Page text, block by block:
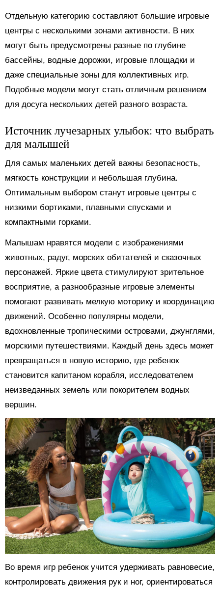
Отдельную категорию составляют большие игровые
центры с несколькими зонами активности. В них
могут быть предусмотрены разные по глубине
бассейны, водные дорожки, игровые площадки и
даже специальные зоны для коллективных игр.
Подобные модели могут стать отличным решением
для досуга нескольких детей разного возраста.
Источник лучезарных улыбок: что выбрать
для малышей
Для самых маленьких детей важны безопасность,
мягкость конструкции и небольшая глубина.
Оптимальным выбором станут игровые центры с
низкими бортиками, плавными спусками и
компактными горками.
Малышам нравятся модели с изображениями
животных, радуг, морских обитателей и сказочных
персонажей. Яркие цвета стимулируют зрительное
восприятие, а разнообразные игровые элементы
помогают развивать мелкую моторику и координацию
движений. Особенно популярны модели,
вдохновленные тропическими островами, джунглями,
морскими путешествиями. Каждый день здесь может
превращаться в новую историю, где ребенок
становится капитаном корабля, исследователем
неизведанных земель или покорителем водных
вершин.
Во время игр ребенок учится удерживать равновесие,
контролировать движения рук и ног, ориентироваться